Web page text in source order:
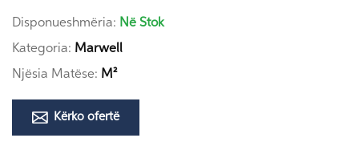
Disponueshmëria: Në Stok
Kategoria: Marwell
Njësia Matëse: M²
Kërko ofertë